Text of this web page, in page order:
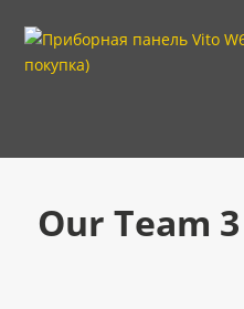
Our Team 3